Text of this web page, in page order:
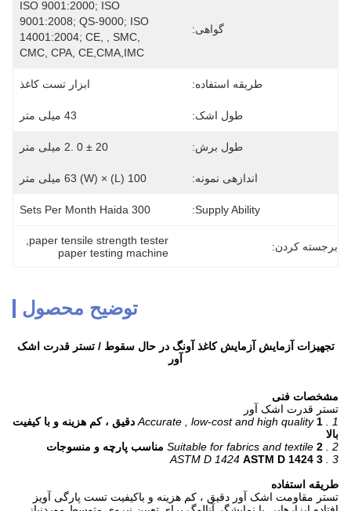
گواهی:
ISO 9001:2000; ISO
9001:2008; QS-9000; ISO
14001:2004; CE, , SMC,
CMC, CPA, CE,CMA,IMC
طریقه استفاده: ابزار تست کاغذ
طول اشک: 43 میلی متر
طول برش: 20 ± 0 .2 میلی متر
اندازهی نمونه: 100 (L) × 63 (W) میلی متر
Supply Ability:
300 Sets Per Month Haida
برجسته کردن: paper tensile strength tester
paper testing machine
توضیح محصول
تجهیزات آزمایش آزمایش کاغذ آونگ در حال سقوط / تستر قدرت اشک
آور
مشخصات فنی
تستر قدرت اشک آور
1 .
1
Accurate , low-cost and high quality دقیق ، کم هزینه و با کیفیت
بالا
2 .
2
Suitable for fabrics and textile مناسب پارچه و منسوجات
3 .
3
ASTM D 1424 ASTM D 1424
طریقه استفاده
تستر مقاومت اشک آور دقیق ، کم هزینه و باکیفیت تست پارگی آویز